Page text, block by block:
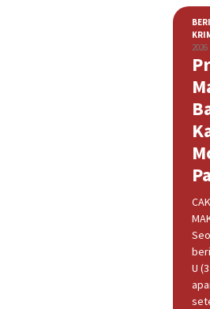
2026
U